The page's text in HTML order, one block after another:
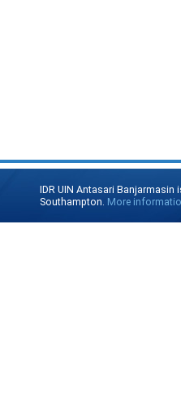
IDR UIN Antasari Banjarmasin
Southampton. More